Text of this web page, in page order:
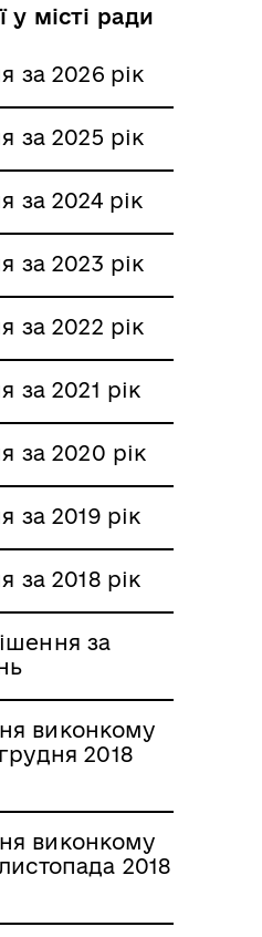
у місті ради
за 2026 рік
за 2025 рік
за 2024 рік
за 2023 рік
за 2022 рік
за 2021 рік
за 2020 рік
за 2019 рік
за 2018 рік
за
виконкому
2018
виконкому
2018